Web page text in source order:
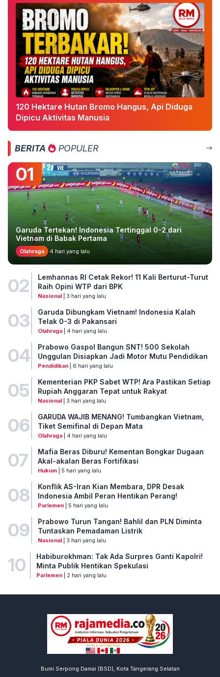
120 Hektare Hutan Bromo Hangus, Api Diduga
Dipicu Aktivitas Manusia
BERITA POPULER
01
Garuda Tertekan! Indonesia Tertinggal 0-2 dari
Vietnam di Babak Pertama
Olahraga 4 hari yang lalu
02
Lemhannas RI Cetak Rekor! 11 Kali Berturut-Turut
Raih Opini WTP dari BPK
Nasional| 3 hari yang lalu
03
Garuda Dibungkam Vietnam! Indonesia Kalah
Telak 0-3 di Pakansari
Olahraga| 4 hari yang lalu
04
Prabowo Gaspol Bangun SNT! 500 Sekolah
Unggulan Disiapkan Jadi Motor Mutu Pendidikan
Pendidikan| 6 hari yang lalu
05
Kementerian PKP Sabet WTP! Ara Pastikan Setiap
Rupiah Anggaran Tepat untuk Rakyat
Nasional| 3 hari yang lalu
06
GARUDA WAJIB MENANG! Tumbangkan Vietnam,
Tiket Semifinal di Depan Mata
Olahraga| 4 hari yang lalu
07
Mafia Beras Diburu! Kementan Bongkar Dugaan
Akal-akalan Beras Fortifikasi
Hukum| 5 hari yang lalu
08
Konflik AS-Iran Kian Membara, DPR Desak
Indonesia Ambil Peran Hentikan Perang!
Parlemen| 5 hari yang lalu
09
Prabowo Turun Tangan! Bahlil dan PLN Diminta
Tuntaskan Pemadaman Listrik
Nasional| 3 hari yang lalu
10
Habiburokhman: Tak Ada Surpres Ganti Kapolri!
Minta Publik Hentikan Spekulasi
Parlemen| 2 hari yang lalu
Bumi Serpong Damai (BSD), Kota Tangerang Selatan